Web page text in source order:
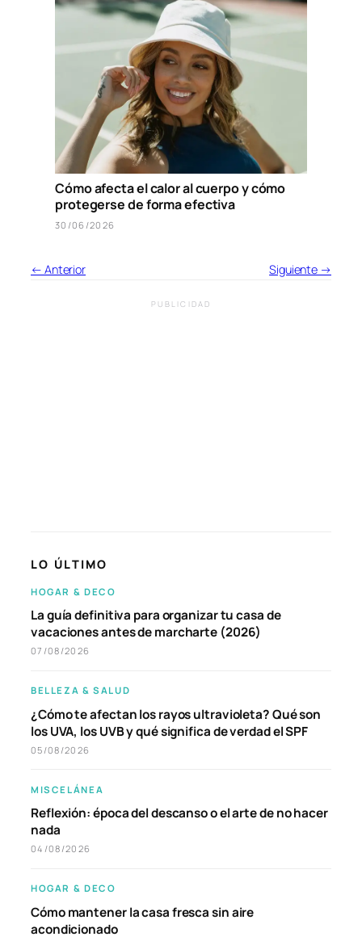
Cómo afecta el calor al cuerpo y cómo
protegerse de forma efectiva
30/06/2026
← Anterior Siguiente →
PUBLICIDAD
LO ÚLTIMO
HOGAR & DECO
La guía definitiva para organizar tu casa de
vacaciones antes de marcharte (2026)
07/08/2026
BELLEZA & SALUD
¿Cómo te afectan los rayos ultravioleta? Qué son
los UVA, los UVB y qué significa de verdad el SPF
05/08/2026
MISCELÁNEA
Reflexión: época del descanso o el arte de no hacer
nada
04/08/2026
HOGAR & DECO
Cómo mantener la casa fresca sin aire
acondicionado